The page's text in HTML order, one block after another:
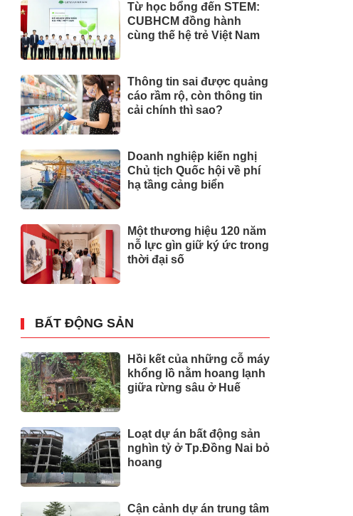
Từ học bổng đến STEM:
CUBHCM đồng hành
cùng thế hệ trẻ Việt Nam
Thông tin sai được quảng
cáo rầm rộ, còn thông tin
cải chính thì sao?
Doanh nghiệp kiến nghị
Chủ tịch Quốc hội về phí
hạ tầng cảng biển
Một thương hiệu 120 năm
nỗ lực gìn giữ ký ức trong
thời đại số
BẤT ĐỘNG SẢN
Hồi kết của những cỗ máy
khổng lồ nằm hoang lạnh
giữa rừng sâu ở Huế
Loạt dự án bất động sản
nghìn tỷ ở Tp.Đồng Nai bỏ
hoang
Cận cảnh dự án trung tâm